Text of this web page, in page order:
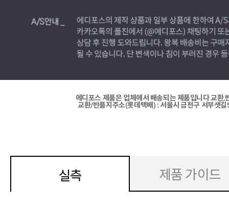
에디포스 제품은 업체에서 배송되는 제품입니다 교환,
교환/반품지주소(롯데택배) : 서울시 금천구 서부샛
실측 제품 가이드